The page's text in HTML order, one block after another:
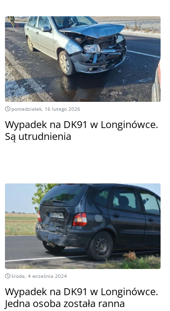
poniedziałek, 16 lutego 2026
Wypadek na DK91 w Longinówce.
Są utrudnienia
środa, 4 września 2024
Wypadek na DK91 w Longinówce.
Jedna osoba została ranna